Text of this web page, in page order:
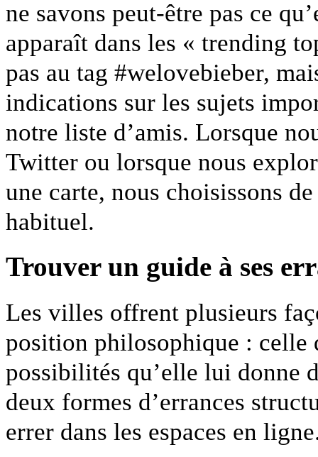
ne savons peut-être pas ce
apparaît dans les « trending
pas au tag #welovebieber,
indications sur les sujets
notre liste d’amis. Lorsque
Twitter ou lorsque nous
une carte, nous choisissons
habituel.
Trouver un guide à ses
Les villes offrent plusieurs
position philosophique : celle
possibilités qu’elle lui donne
deux formes d’errances
errer dans les espaces en